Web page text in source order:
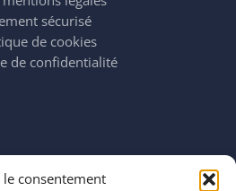
le consentement
sécurisé
de cookies
de confidentialité
11:00–23:00